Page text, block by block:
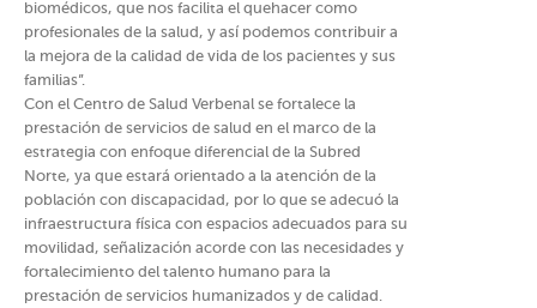
biomédicos, que nos facilita el quehacer como
profesionales de la salud, y así podemos contribuir a
la mejora de la calidad de vida de los pacientes y sus
familias”.
Con el Centro de Salud Verbenal se fortalece la
prestación de servicios de salud en el marco de la
estrategia con enfoque diferencial de la Subred
Norte, ya que estará orientado a la atención de la
población con discapacidad, por lo que se adecuó la
infraestructura física con espacios adecuados para su
movilidad, señalización acorde con las necesidades y
fortalecimiento del talento humano para la
prestación de servicios humanizados y de calidad.